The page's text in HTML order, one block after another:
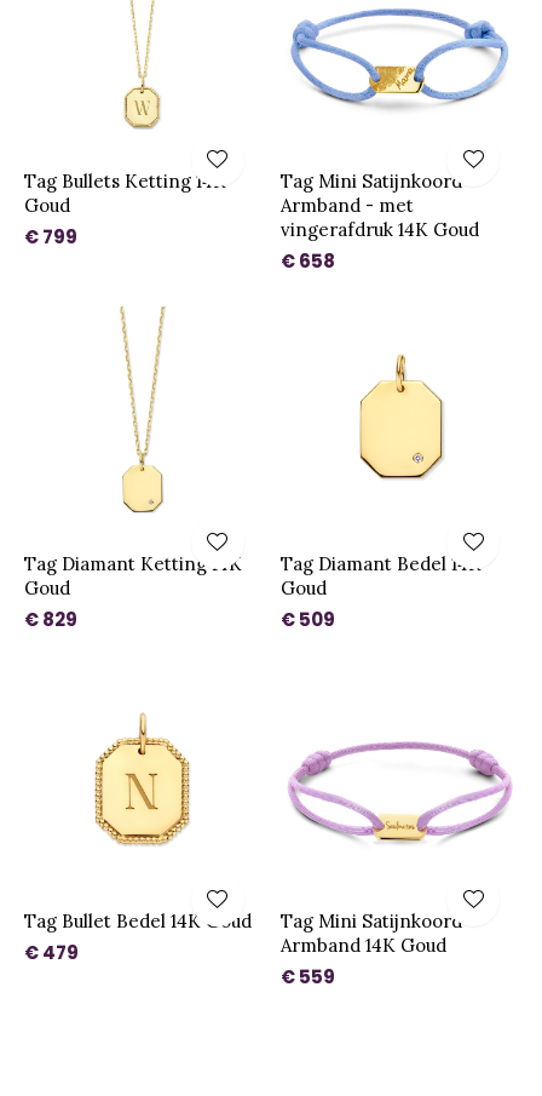
Tag Bullets Ketting 14K
Goud
€ 799
Tag Mini Satijnkoord
Armband - met
vingerafdruk 14K Goud
€ 658
Tag Diamant Ketting 14K
Goud
€ 829
Tag Diamant Bedel 14K
Goud
€ 509
Tag Bullet Bedel 14K Goud
€ 479
Tag Mini Satijnkoord
Armband 14K Goud
€ 559